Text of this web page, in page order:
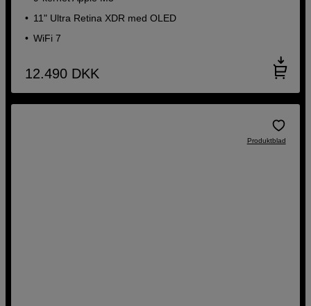
11" Ultra Retina XDR med OLED
WiFi 7
12.490 DKK
Produktblad